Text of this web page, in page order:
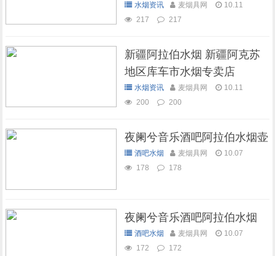
水烟资讯 麦烟具网
10.11
217
217
新疆阿拉伯水烟 新疆阿克苏
地区库车市水烟专卖店
水烟资讯 麦烟具网
10.11
200
200
夜阑兮音乐酒吧阿拉伯水烟壶
酒吧水烟 麦烟具网
10.07
178
178
夜阑兮音乐酒吧阿拉伯水烟
酒吧水烟 麦烟具网
10.07
172
172